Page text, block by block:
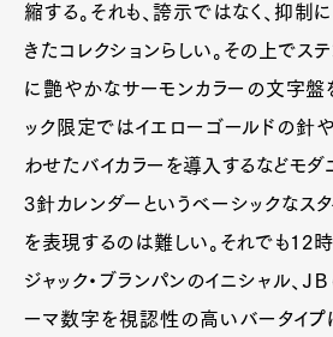
Pen Meet
Pen international
縮する。それも、誇示ではなく、抑制
きたコレクションらしい。その上でス
に艶やかなサーモンカラーの文字盤
ック限定ではイエローゴールドの針
わせたバイカラーを導入するなどモダ
3針カレンダーというベーシックなスタ
を表現するのは難しい。それでも12
ジャック・ブランパンのイニシャル、Ｊ
ーマ数字を視認性の高いバータイ